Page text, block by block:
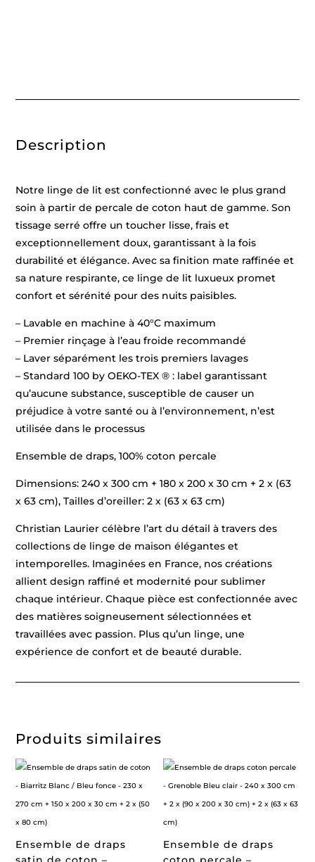
300
x
200
+
2
(63
63
cm)
Description
Notre linge de lit est confectionné avec le plus grand
soin à partir de percale de coton haut de gamme. Son
tissage serré offre un toucher lisse, frais et
exceptionnellement doux, garantissant à la fois
durabilité et élégance. Avec sa finition mate raffinée et
sa nature respirante, ce linge de lit luxueux promet
confort et sérénité pour des nuits paisibles.
– Lavable en machine à 40°C maximum
– Premier rinçage à l’eau froide recommandé
– Laver séparément les trois premiers lavages
– Standard 100 by OEKO-TEX ® : label garantissant
qu’aucune substance, susceptible de causer un
préjudice à votre santé ou à l’environnement, n’est
utilisée dans le processus
Ensemble de draps, 100% coton percale
Dimensions: 240 x 300 cm + 180 x 200 x 30 cm + 2 x (63
x 63 cm), Tailles d’oreiller: 2 x (63 x 63 cm)
Christian Laurier célèbre l’art du détail à travers des
collections de linge de maison élégantes et
intemporelles. Imaginées en France, nos créations
allient design raffiné et modernité pour sublimer
chaque intérieur. Chaque pièce est confectionnée avec
des matières soigneusement sélectionnées et
travaillées avec passion. Plus qu’un linge, une
expérience de confort et de beauté durable.
Produits similaires
Ensemble de draps
Ensemble de draps